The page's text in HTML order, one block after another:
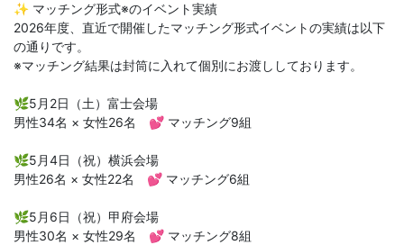
✨ マッチング形式※のイベント実績
2026年度、直近で開催したマッチング形式イベントの実績は以下
の通りです。
※マッチング結果は封筒に入れて個別にお渡ししております。
🌿5月2日（土）富士会場
男性34名 × 女性26名 💕 マッチング9組
🌿5月4日（祝）横浜会場
男性26名 × 女性22名 💕 マッチング6組
🌿5月6日（祝）甲府会場
男性30名 × 女性29名 💕 マッチング8組